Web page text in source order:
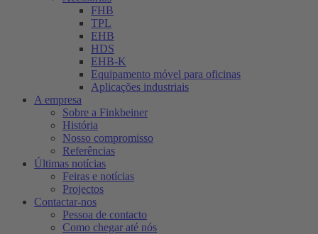
FHB
TPL
EHB
HDS
EHB-K
Equipamento móvel para oficinas
Aplicações industriais
A empresa
Sobre a Finkbeiner
História
Nosso compromisso
Referências
Últimas notícias
Feiras e notícias
Projectos
Contactar-nos
Pessoa de contacto
Como chegar até nós